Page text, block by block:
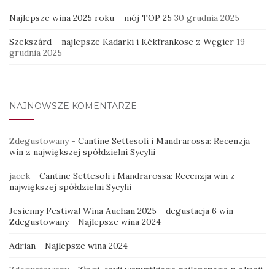
Najlepsze wina 2025 roku – mój TOP 25 30 grudnia 2025
Szekszárd – najlepsze Kadarki i Kékfrankose z Węgier 19
grudnia 2025
NAJNOWSZE KOMENTARZE
Zdegustowany- Cantine Settesoli i Mandrarossa: Recenzja
win z największej spółdzielni Sycylii
jacek - Cantine Settesoli i Mandrarossa: Recenzja win z
największej spółdzielni Sycylii
Jesienny Festiwal Wina Auchan 2025 - degustacja 6 win -
Zdegustowany- Najlepsze wina 2024
Adrian - Najlepsze wina 2024